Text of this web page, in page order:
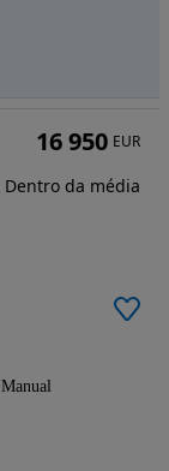
Manual
16 950 EUR
Dentro da média